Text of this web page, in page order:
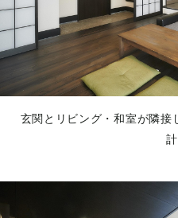
玄関とリビング・和室が隣接
計